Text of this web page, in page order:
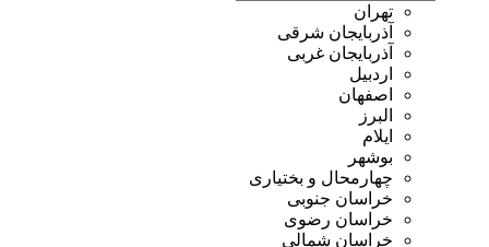
تهران
آذربایجان شرقی
آذربایجان غربی
اردبیل
اصفهان
البرز
ایلام
بوشهر
چهارمحال و بختیاری
خراسان جنوبی
خراسان رضوی
خراسان شمالی